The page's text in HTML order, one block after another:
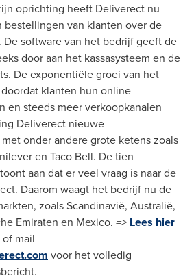
oprichting heeft Deliverect nu
bestellingen van klanten over de
software van het bedrijf geeft de
door aan het kassasysteem en de
De exponentiële groei van het
klanten hun online
en steeds meer verkoopkanalen
Deliverect nieuwe
onder andere grote ketens zoals
en Taco Bell. De tien
aan dat er veel vraag is naar de
Daarom waagt het bedrijf nu de
zoals Scandinavië, Australië,
Emiraten en Mexico. => Lees hier
of mail
voor het volledig